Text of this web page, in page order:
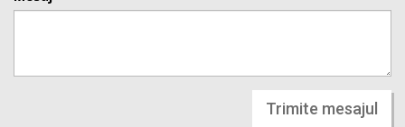
Trimite mesajul